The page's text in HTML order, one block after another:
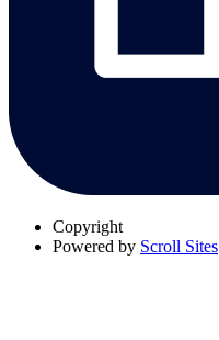
Copyright
Powered by Scroll Sites